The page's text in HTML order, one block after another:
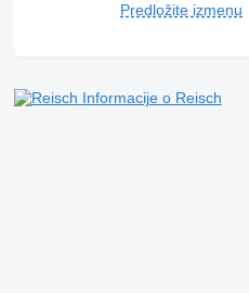
Predložite izmenu
Informacije o Reisch